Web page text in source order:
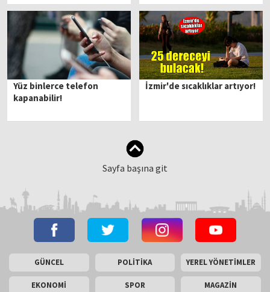
Yüz binlerce telefon
kapanabilir!
İzmir'de sıcaklıklar artıyor!
Sayfa başına git
GÜNCEL POLİTİKA YEREL YÖNETİMLER
EKONOMİ SPOR MAGAZİN